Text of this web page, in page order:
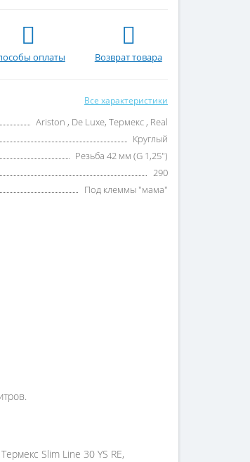
оплаты Возврат товара
Все характеристики
Ariston , De Luxe, Термекс , Real
Круглый
Резьба 42 мм (G 1,25")
290
Под клеммы "мама"
Slim Line 30 YS RE,